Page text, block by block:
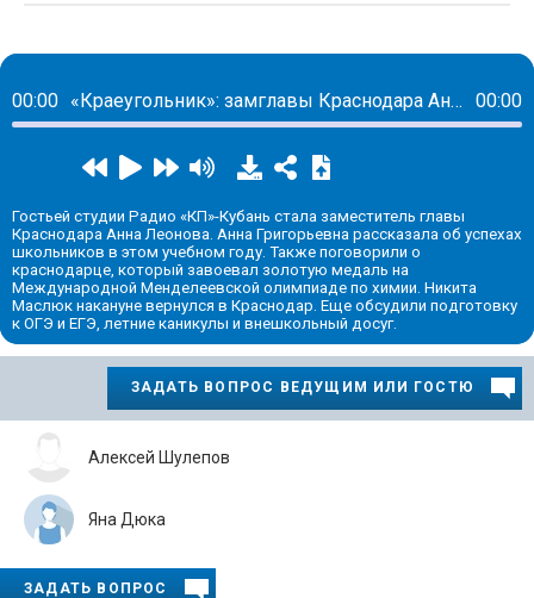
00:00 «Краеугольник»: замглавы Краснодара Анна Леонова рассказала о том, каких успехов добились школьники за этот учебный год 00:00
Гостьей студии Радио «КП»-Кубань стала заместитель главы
Краснодара Анна Леонова. Анна Григорьевна рассказала об успехах
школьников в этом учебном году. Также поговорили о
краснодарце, который завоевал золотую медаль на
Международной Менделеевской олимпиаде по химии. Никита
Маслюк накануне вернулся в Краснодар. Еще обсудили подготовку
к ОГЭ и ЕГЭ, летние каникулы и внешкольный досуг.
ЗАДАТЬ ВОПРОС ВЕДУЩИМ ИЛИ ГОСТЮ
Алексей Шулепов
Яна Дюка
ЗАДАТЬ ВОПРОС